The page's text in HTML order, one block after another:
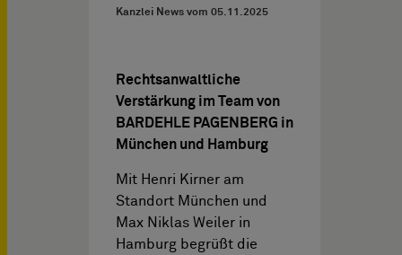
Kanzlei News vom 05.11.2025
Rechtsanwaltliche
Verstärkung im Team von
BARDEHLE PAGENBERG in
München und Hamburg
Mit Henri Kirner am
Standort München und
Max Niklas Weiler in
Hamburg begrüßt die